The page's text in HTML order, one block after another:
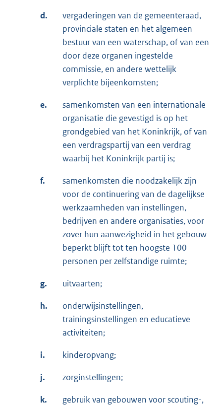
d.
vergaderingen van de gemeenteraad,
provinciale staten en het algemeen
bestuur van een waterschap, of van een
door deze organen ingestelde
commissie, en andere wettelijk
verplichte bijeenkomsten;
e.
samenkomsten van een internationale
organisatie die gevestigd is op het
grondgebied van het Koninkrijk, of van
een verdragspartij van een verdrag
waarbij het Koninkrijk partij is;
f.
samenkomsten die noodzakelijk zijn
voor de continuering van de dagelijkse
werkzaamheden van instellingen,
bedrijven en andere organisaties, voor
zover hun aanwezigheid in het gebouw
beperkt blijft tot ten hoogste 100
personen per zelfstandige ruimte;
g. uitvaarten;
h.
onderwijsinstellingen,
trainingsinstellingen en educatieve
activiteiten;
i. kinderopvang;
j. zorginstellingen;
k.
gebruik van gebouwen voor scouting-,